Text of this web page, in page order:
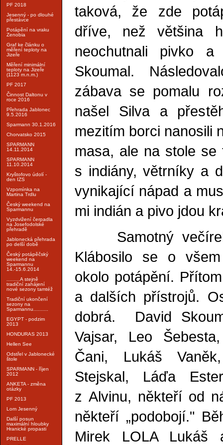
PF 2018
Jesenný - po dlouhé
přestávce
Potápění na vraku
Zenobia
Graf ke článku o
měření teploty na
Jizeře
Měření minimální
teploty na Jizeře
(1123 m.n.m.)
PF 2017
Činnost Daltonu v
roce 2016
Přehrada Jablonec
9.5.2016
Sparmann 30.1.2016
Chorvatsko 2015
SPARMANN
14.11.2014
SPARMANN
11.10.2014
Kryštofovo údolí -
den IZS
Vzpomínka na
Martina Trdlu
Český weekend na
Sparmannu
Vyzdvižení čerpadla
na Josefodolské
přehradě
Jablonecká přehrada
po delší době
Český potápěčský
weekend na
Sparmannu
14.-15.6.2014
.........A stejně
tradiční zahájení
nové sezony tamtéž
Tradiční ukončení
sezony na
Sparmannu..........
EGYPT - podzim
2013
HONDURAS 2013
Hellen See
Odstřel v Jablonecké
štole
SPARMANN - říjen
2012
ANKETA - změna
otázky
PF 2013
Lom Jesenný
Další posun
maximální hloubky
Hranické propasti
PRELLE
taková, že zde
dříve, než většina
neochutnali pivko
Skoumal.
zábava se pomalu
našel Silva a
mezitím borci nanosili
masa, ale na stole se
s indiány, větrníky a
vynikající nápad a
mi indián a pivo jdou
Samotný večírek
Klábosilo se o
okolo potápění.
a dalších přístrojů.
dobrá. David
Vajsar, Leo
Čani, Lukáš
Stejskal, Láďa
z Alvinu, někteří od
někteří „podobojí."
Mirek LOLA Lukáš